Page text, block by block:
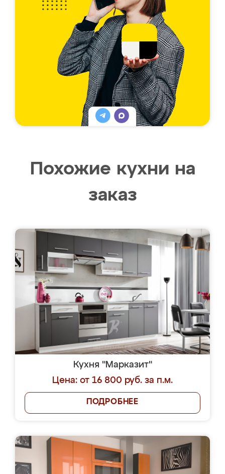
Похожие кухни на
заказ
Кухня "Марказит"
Цена: от 16 800 руб. за п.м.
ПОДРОБНЕЕ